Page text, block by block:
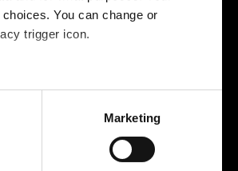
You can change or
trigger icon.
several meters
Marketing